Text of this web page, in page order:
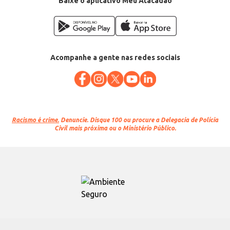
Acompanhe a gente nas redes sociais
Racismo é crime. Denuncie. Disque 100 ou procure a Delegacia de Polícia
Civil mais próxima ou o Ministério Público.